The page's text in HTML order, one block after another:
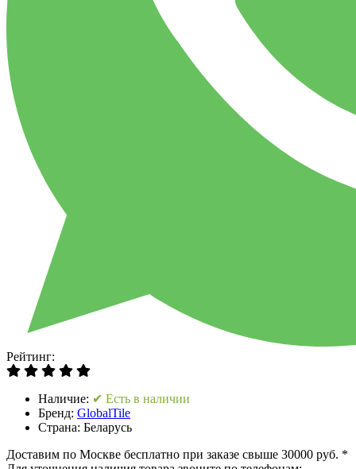
Рейтинг:
Наличие: ✔ Есть в наличии
Бренд: GlobalTile
Страна: Беларусь
Доставим по Москве бесплатно при заказе свыше 30000 руб. *